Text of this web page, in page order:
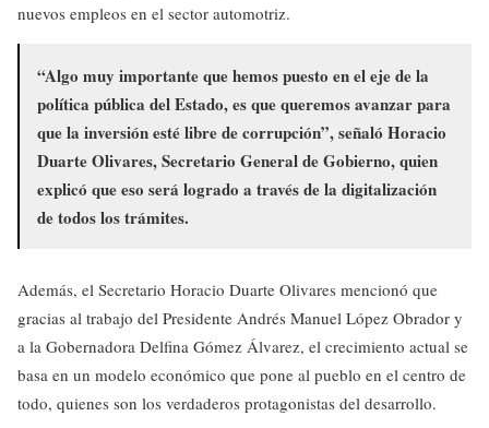
nuevos empleos en el sector automotriz.
“Algo muy importante que hemos puesto en el eje de la
política pública del Estado, es que queremos avanzar para
que la inversión esté libre de corrupción”, señaló Horacio
Duarte Olivares, Secretario General de Gobierno, quien
explicó que eso será logrado a través de la digitalización
de todos los trámites.
Además, el Secretario Horacio Duarte Olivares mencionó que
gracias al trabajo del Presidente Andrés Manuel López Obrador y
a la Gobernadora Delfina Gómez Álvarez, el crecimiento actual se
basa en un modelo económico que pone al pueblo en el centro de
todo, quienes son los verdaderos protagonistas del desarrollo.